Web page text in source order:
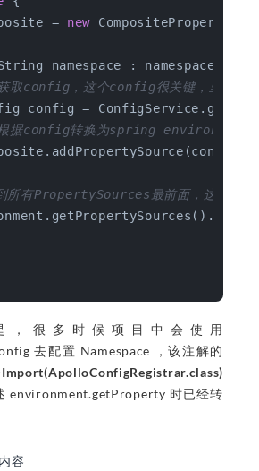
=
new
namespace :
config，这个config很关键，里面就包
config =
据config转换为spring environment
有PropertySources最前面，这里可以
，很多时候项目中会使用
去配置 Namespace ，该注解的
environment.getProperty 时已经转
容